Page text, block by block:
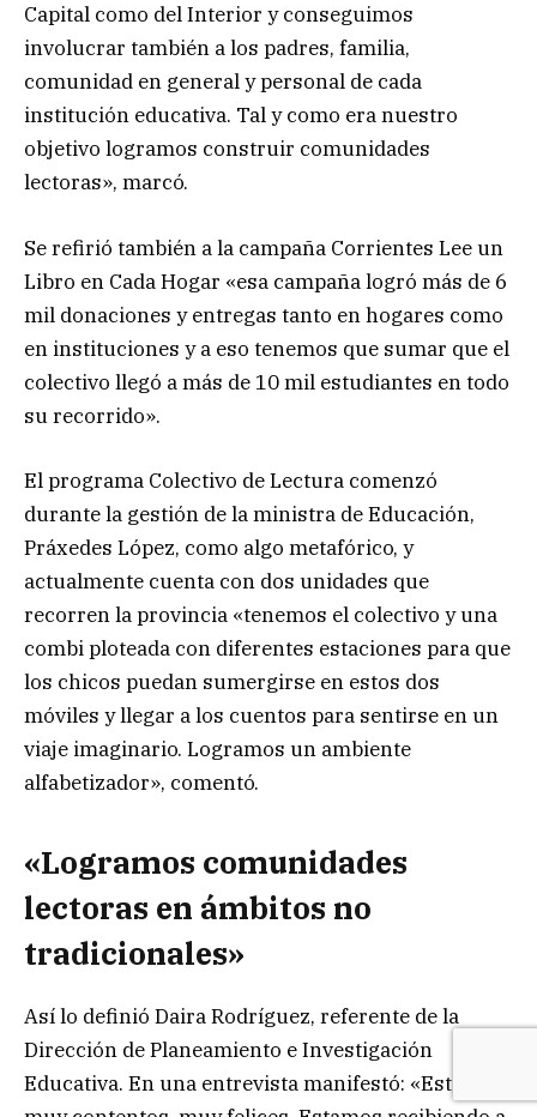
Capital como del Interior y conseguimos
involucrar también a los padres, familia,
comunidad en general y personal de cada
institución educativa. Tal y como era nuestro
objetivo logramos construir comunidades
lectoras», marcó.
Se refirió también a la campaña Corrientes Lee un
Libro en Cada Hogar «esa campaña logró más de 6
mil donaciones y entregas tanto en hogares como
en instituciones y a eso tenemos que sumar que el
colectivo llegó a más de 10 mil estudiantes en todo
su recorrido».
El programa Colectivo de Lectura comenzó
durante la gestión de la ministra de Educación,
Práxedes López, como algo metafórico, y
actualmente cuenta con dos unidades que
recorren la provincia «tenemos el colectivo y una
combi ploteada con diferentes estaciones para que
los chicos puedan sumergirse en estos dos
móviles y llegar a los cuentos para sentirse en un
viaje imaginario. Logramos un ambiente
alfabetizador», comentó.
«Logramos comunidades
lectoras en ámbitos no
tradicionales»
Así lo definió Daira Rodríguez, referente de la
Dirección de Planeamiento e Investigación
Educativa. En una entrevista manifestó: «Estamos